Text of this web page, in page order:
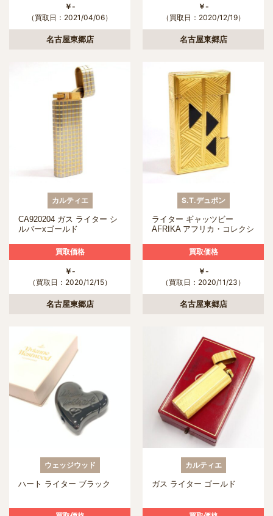
￥-
（買取日：2021/04/06）
名古屋東郷店
￥-
（買取日：2020/12/19）
名古屋東郷店
カルティエ
CA920204 ガス ライター シ
ルバーxゴールド
買取価格
￥-
（買取日：2020/12/15）
名古屋東郷店
S.T.デュポン
ライター ギャッツビー
AFRIKA アフリカ・コレクシ
買取価格
￥-
（買取日：2020/11/23）
名古屋東郷店
ウェッジウッド
ハート ライター ブラック
カルティエ
ガス ライター ゴールド